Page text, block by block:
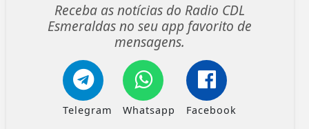
Receba as notícias do Radio CDL
Esmeraldas no seu app favorito de
mensagens.
Telegram Whatsapp Facebook